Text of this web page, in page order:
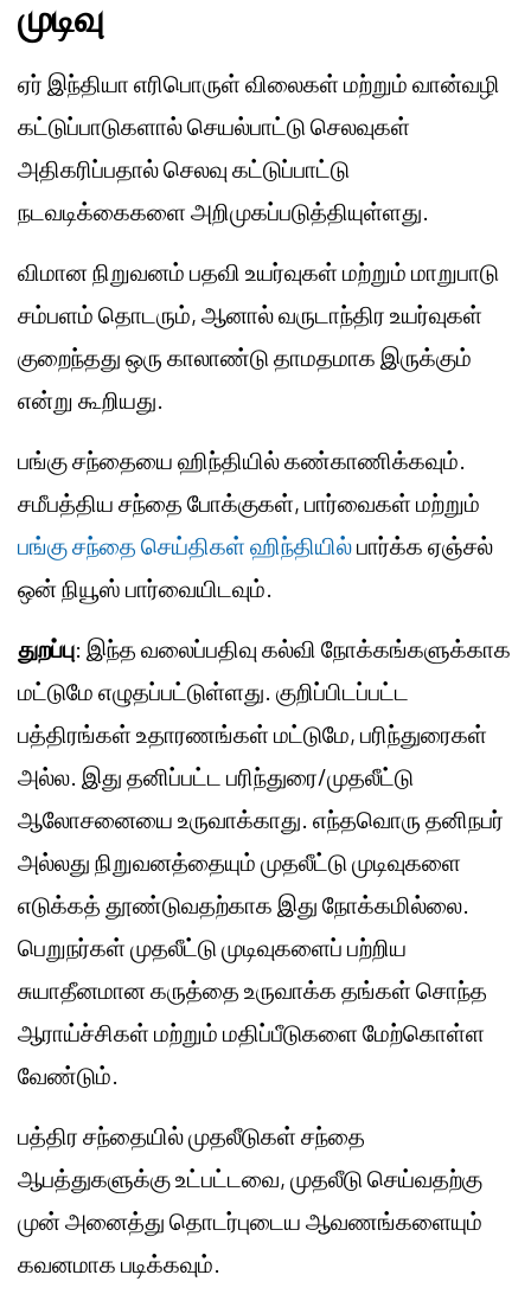
முடிவு
ஏர் இந்தியா எரிபொருள் விலைகள் மற்றும் வான்வழி
கட்டுப்பாடுகளால் செயல்பாட்டு செலவுகள்
அதிகரிப்பதால் செலவு கட்டுப்பாட்டு
நடவடிக்கைகளை அறிமுகப்படுத்தியுள்ளது.
விமான நிறுவனம் பதவி உயர்வுகள் மற்றும் மாறுபாடு
சம்பளம் தொடரும், ஆனால் வருடாந்திர உயர்வுகள்
குறைந்தது ஒரு காலாண்டு தாமதமாக இருக்கும்
என்று கூறியது.
பங்கு சந்தையை ஹிந்தியில் கண்காணிக்கவும்.
சமீபத்திய சந்தை போக்குகள், பார்வைகள் மற்றும்
பங்கு சந்தை செய்திகள் ஹிந்தியில்பார்க்க ஏஞ்சல்
ஒன் நியூஸ் பார்வையிடவும்.
துறப்பு: இந்த வலைப்பதிவு கல்வி நோக்கங்களுக்காக
மட்டுமே எழுதப்பட்டுள்ளது. குறிப்பிடப்பட்ட
பத்திரங்கள் உதாரணங்கள் மட்டுமே, பரிந்துரைகள்
அல்ல. இது தனிப்பட்ட பரிந்துரை/முதலீட்டு
ஆலோசனையை உருவாக்காது. எந்தவொரு தனிநபர்
அல்லது நிறுவனத்தையும் முதலீட்டு முடிவுகளை
எடுக்கத் தூண்டுவதற்காக இது நோக்கமில்லை.
பெறுநர்கள் முதலீட்டு முடிவுகளைப் பற்றிய
சுயாதீனமான கருத்தை உருவாக்க தங்கள் சொந்த
ஆராய்ச்சிகள் மற்றும் மதிப்பீடுகளை மேற்கொள்ள
வேண்டும்.
பத்திர சந்தையில் முதலீடுகள் சந்தை
ஆபத்துகளுக்கு உட்பட்டவை, முதலீடு செய்வதற்கு
முன் அனைத்து தொடர்புடைய ஆவணங்களையும்
கவனமாக படிக்கவும்.